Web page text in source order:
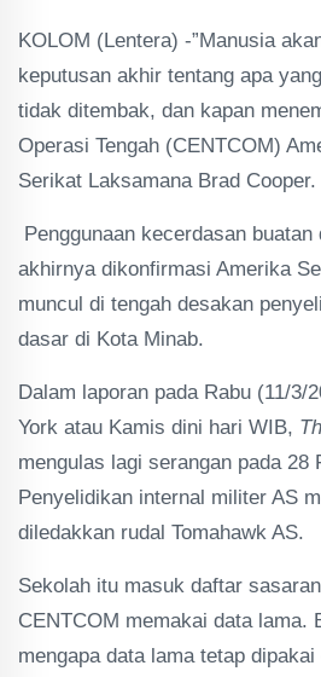
KOLOM (Lentera) -”Manusia
keputusan akhir tentang apa
tidak ditembak, dan kapan
Operasi Tengah (CENTCOM)
Serikat Laksamana Brad Cooper.
Penggunaan kecerdasan buatan
akhirnya dikonfirmasi Amerika
muncul di tengah desakan
dasar di Kota Minab.
Dalam laporan pada Rabu (11/3/
York atau Kamis dini hari WIB,
mengulas lagi serangan pada 28
Penyelidikan internal militer AS
diledakkan rudal Tomahawk AS.
Sekolah itu masuk daftar
CENTCOM memakai data lama.
mengapa data lama tetap